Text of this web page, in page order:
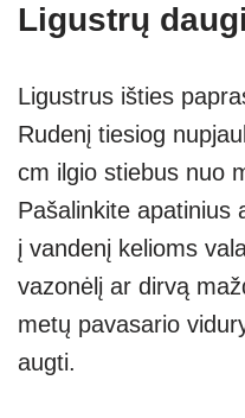
Ligustrų
Ligustrus išties
Rudenį tiesiog
cm ilgio stiebus nuo
Pašalinkite apatinius
į vandenį kelioms
vazonėlį ar dirvą
metų pavasario
augti.